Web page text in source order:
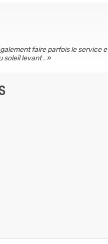
faire parfois le service
soleil levant .